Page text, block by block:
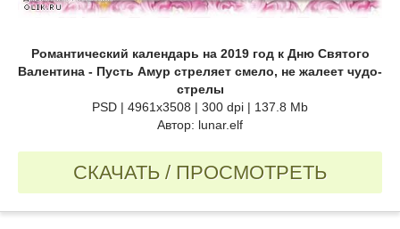
Романтический календарь на 2019 год к Дню Святого
Валентина - Пусть Амур стреляет смело, не жалеет чудо-
стрелы
PSD | 4961х3508 | 300 dpi | 137.8 Mb
Автор: lunar.elf
СКАЧАТЬ / ПРОСМОТРЕТЬ